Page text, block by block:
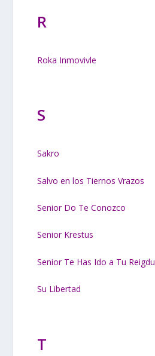
R
Roka Inmovivle
S
Sakro
Salvo en los Tiernos Vrazos
Senior Do Te Conozco
Senior Krestus
Senior Te Has Ido a Tu Reigdu
Su Libertad
T